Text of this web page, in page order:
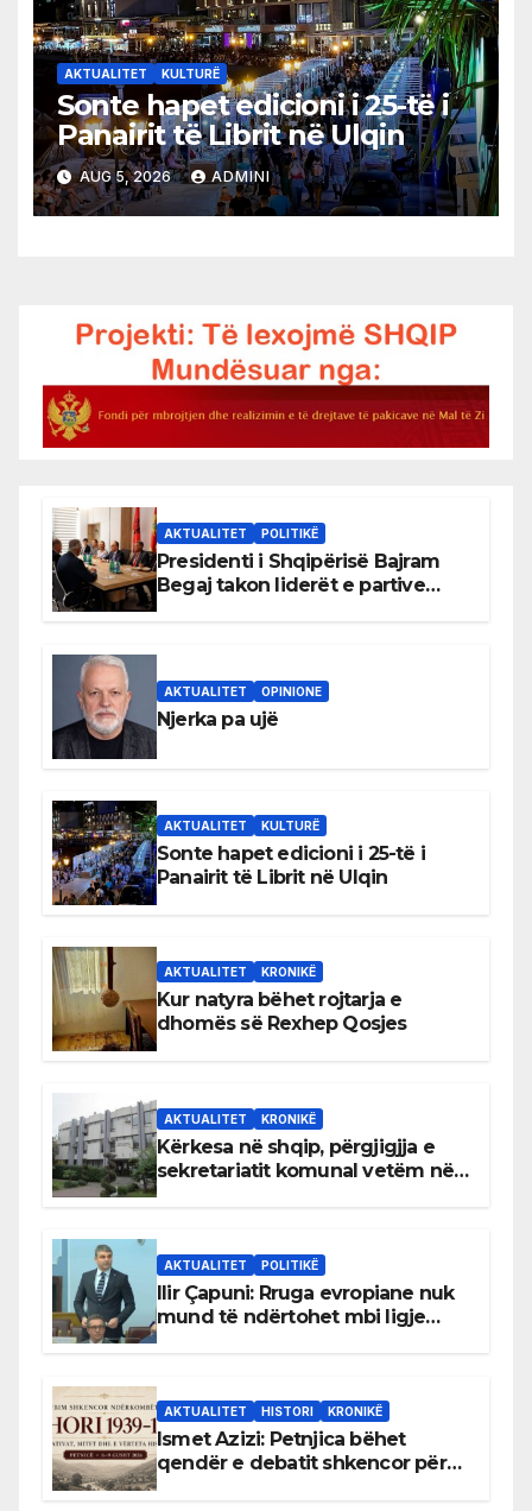
AKTUALITET KULTURË
Sonte hapet edicioni i 25-të i
Panairit të Librit në Ulqin
AUG 5, 2026 ADMINI
AKTUALITET POLITIKË
Presidenti i Shqipërisë Bajram
Begaj takon liderët e partive
AKTUALITET OPINIONE
Njerka pa ujë
AKTUALITET KULTURË
Sonte hapet edicioni i 25-të i
Panairit të Librit në Ulqin
AKTUALITET KRONIKË
Kur natyra bëhet rojtarja e
dhomës së Rexhep Qosjes
AKTUALITET KRONIKË
Kërkesa në shqip, përgjigjja e
sekretariatit komunal vetëm në
AKTUALITET POLITIKË
Ilir Çapuni: Rruga evropiane nuk
mund të ndërtohet mbi ligje
AKTUALITET HISTORI KRONIKË
Ismet Azizi: Petnjica bëhet
qendër e debatit shkencor për